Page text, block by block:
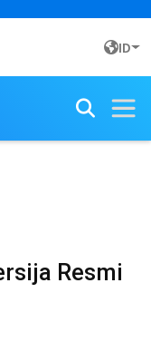
ID
Resmi